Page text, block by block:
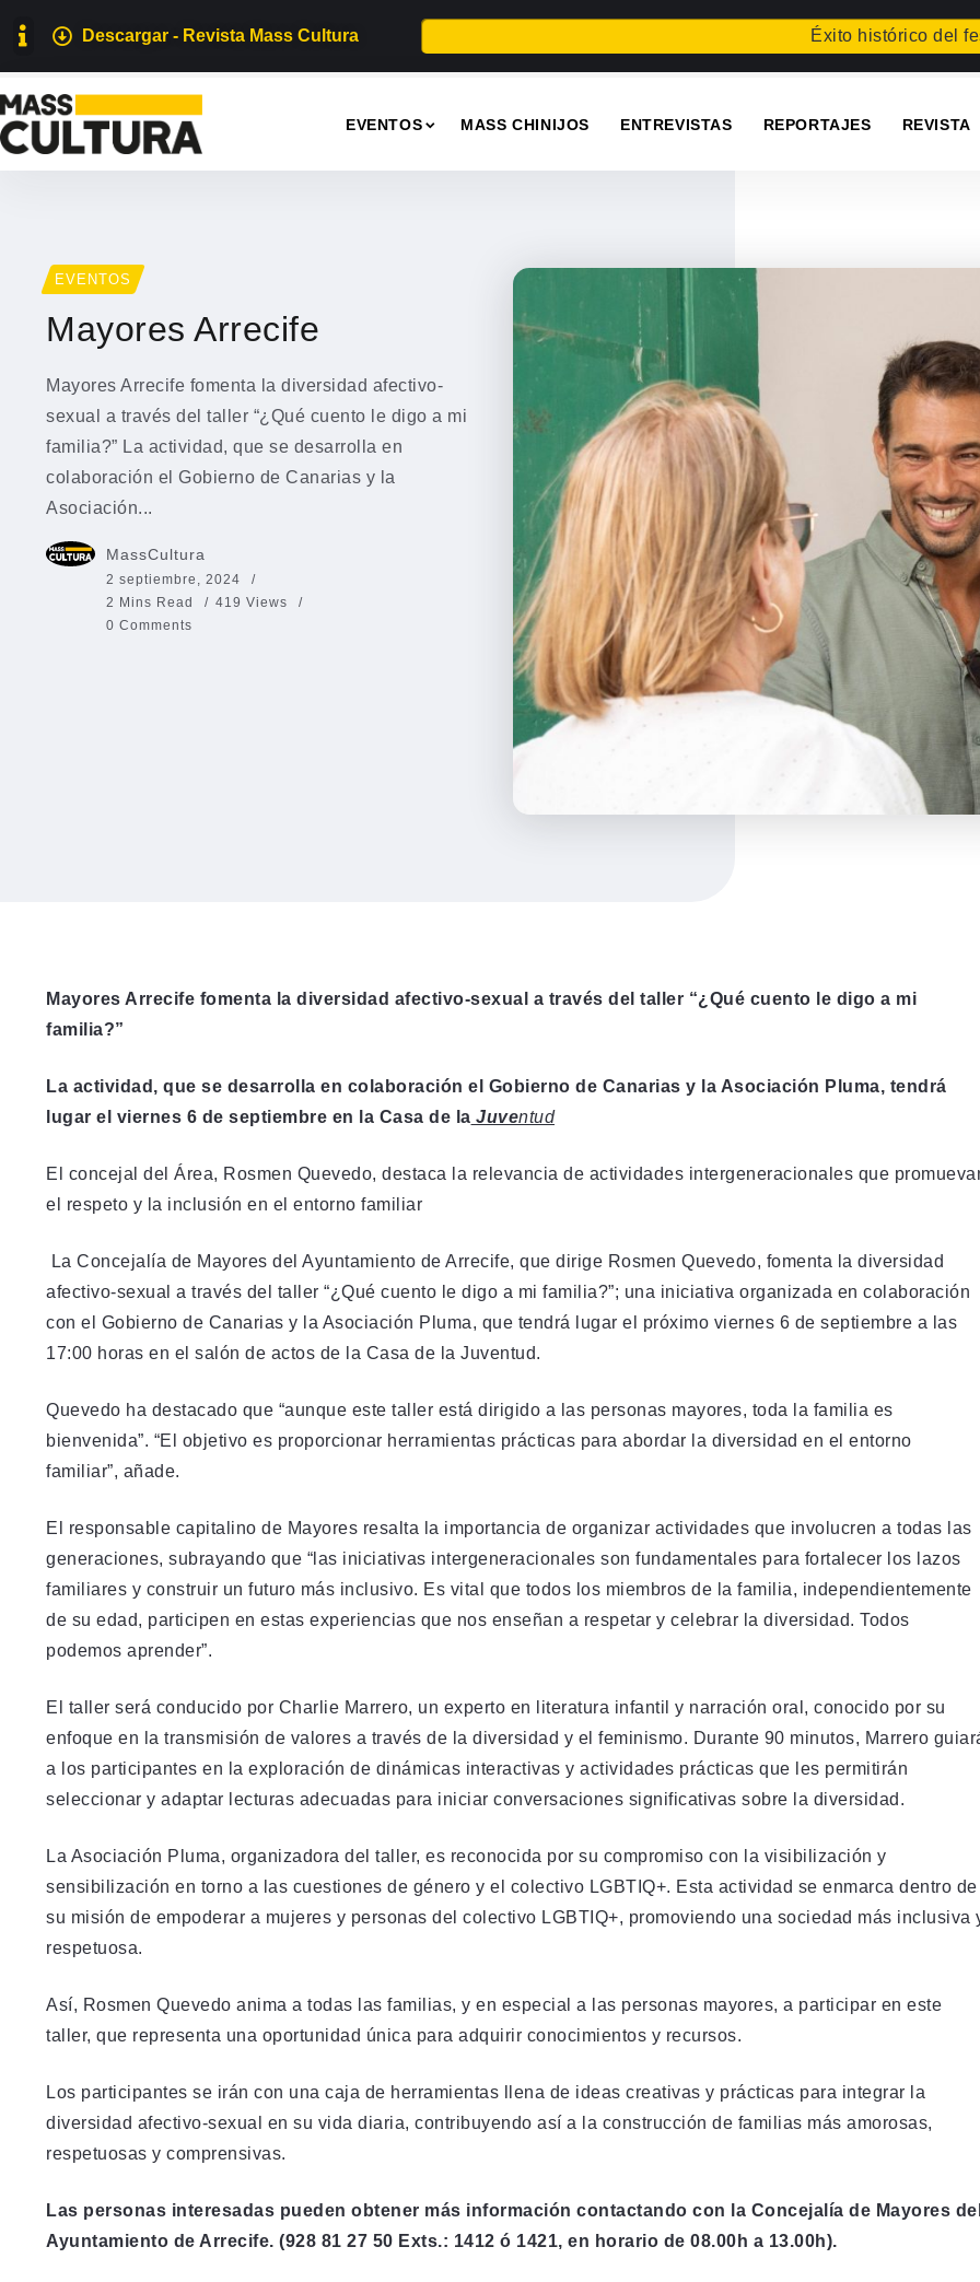
Descargar - Revista Mass Cultura Éxito histórico del festival
EVENTOS MASS CHINIJOS ENTREVISTAS REPORTAJES REVISTA
EVENTOS
Mayores Arrecife
Mayores Arrecife fomenta la diversidad afectivo-
sexual a través del taller “¿Qué cuento le digo a mi
familia?” La actividad, que se desarrolla en
colaboración el Gobierno de Canarias y la
Asociación...
MassCultura
2 septiembre, 2024
2 Mins Read
419 Views
0 Comments
Mayores Arrecife fomenta la diversidad afectivo-sexual a través del taller “¿Qué cuento le digo a mi
familia?”
La actividad, que se desarrolla en colaboración el Gobierno de Canarias y la Asociación Pluma, tendrá
lugar el viernes 6 de septiembre en la Casa de la Juventud
El concejal del Área, Rosmen Quevedo, destaca la relevancia de actividades intergeneracionales que
el respeto y la inclusión en el entorno familiar
La Concejalía de Mayores del Ayuntamiento de Arrecife, que dirige Rosmen Quevedo, fomenta la diversidad
afectivo-sexual a través del taller “¿Qué cuento le digo a mi familia?”; una iniciativa organizada en colaboración
con el Gobierno de Canarias y la Asociación Pluma, que tendrá lugar el próximo viernes 6 de septiembre a las
17:00 horas en el salón de actos de la Casa de la Juventud.
Quevedo ha destacado que “aunque este taller está dirigido a las personas mayores, toda la familia es
bienvenida”. “El objetivo es proporcionar herramientas prácticas para abordar la diversidad en el entorno
familiar”, añade.
El responsable capitalino de Mayores resalta la importancia de organizar actividades que involucren a todas las
generaciones, subrayando que “las iniciativas intergeneracionales son fundamentales para fortalecer los lazos
familiares y construir un futuro más inclusivo. Es vital que todos los miembros de la familia, independientemente
de su edad, participen en estas experiencias que nos enseñan a respetar y celebrar la diversidad. Todos
podemos aprender”.
El taller será conducido por Charlie Marrero, un experto en literatura infantil y narración oral, conocido por su
enfoque en la transmisión de valores a través de la diversidad y el feminismo. Durante 90 minutos, Marrero
a los participantes en la exploración de dinámicas interactivas y actividades prácticas que les permitirán
seleccionar y adaptar lecturas adecuadas para iniciar conversaciones significativas sobre la diversidad.
La Asociación Pluma, organizadora del taller, es reconocida por su compromiso con la visibilización y
sensibilización en torno a las cuestiones de género y el colectivo LGBTIQ+. Esta actividad se enmarca dentro de
su misión de empoderar a mujeres y personas del colectivo LGBTIQ+, promoviendo una sociedad más inclusiva
respetuosa.
Así, Rosmen Quevedo anima a todas las familias, y en especial a las personas mayores, a participar en este
taller, que representa una oportunidad única para adquirir conocimientos y recursos.
Los participantes se irán con una caja de herramientas llena de ideas creativas y prácticas para integrar la
diversidad afectivo-sexual en su vida diaria, contribuyendo así a la construcción de familias más amorosas,
respetuosas y comprensivas.
Las personas interesadas pueden obtener más información contactando con la Concejalía de Mayores
Ayuntamiento de Arrecife. (928 81 27 50 Exts.: 1412 ó 1421, en horario de 08.00h a 13.00h).